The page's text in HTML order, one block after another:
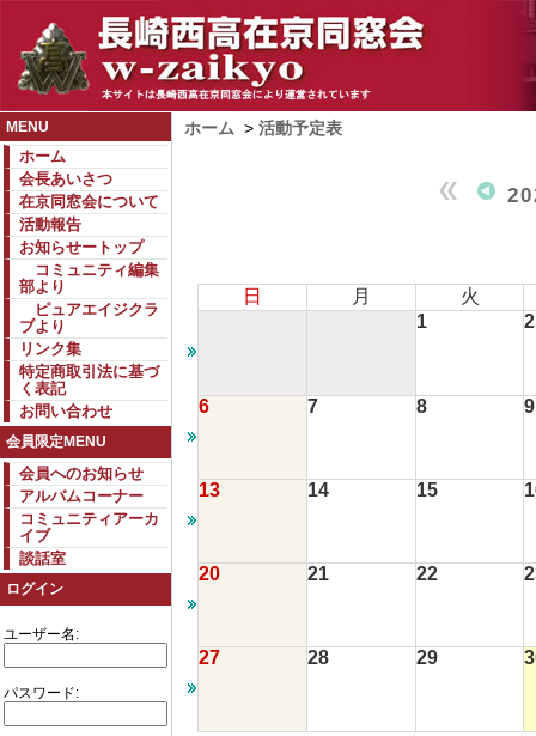
MENU
ホーム
会長あいさつ
在京同窓会について
活動報告
お知らせートップ
コミュニティ編集
部より
ピュアエイジクラ
ブより
リンク集
特定商取引法に基づ
く表記
お問い合わせ
会員限定MENU
会員へのお知らせ
アルバムコーナー
コミュニティアーカ
イブ
談話室
ログイン
ユーザー名:
パスワード:
ホーム > 活動予定表
日 月
火
1
2
6 7 8 9
13 14 15
20 21 22
27 28 29